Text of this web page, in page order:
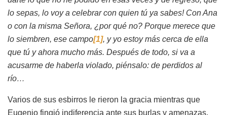
lo sepas, lo voy a celebrar con quien tú ya sabes! Con Ana
o con la misma Señora, ¿por qué no? Porque merece que
lo siembren, ese campo[1], y yo estoy más cerca de ella
que tú y ahora mucho más. Después de todo, si va a
acusarme de haberla violado, piénsalo: de perdidos al
río…
Varios de sus esbirros le rieron la gracia mientras que
Eugenio fingió indiferencia ante sus burlas y amenazas.